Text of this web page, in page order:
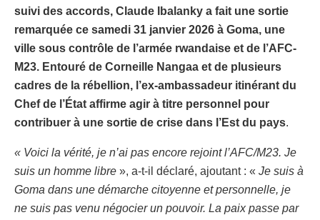
suivi des accords, Claude Ibalanky a fait une sortie
remarquée ce samedi 31 janvier 2026 à Goma, une
ville sous contrôle de l’armée rwandaise et de l’AFC-
M23. Entouré de Corneille Nangaa et de plusieurs
cadres de la rébellion, l’ex-ambassadeur itinérant du
Chef de l’État affirme agir à titre personnel pour
contribuer à une sortie de crise dans l’Est du pays.
« Voici la vérité, je n’ai pas encore rejoint l’AFC/M23. Je
suis un homme libre », a-t-il déclaré, ajoutant : « Je suis à
Goma dans une démarche citoyenne et personnelle, je
ne suis pas venu négocier un pouvoir. La paix passe par